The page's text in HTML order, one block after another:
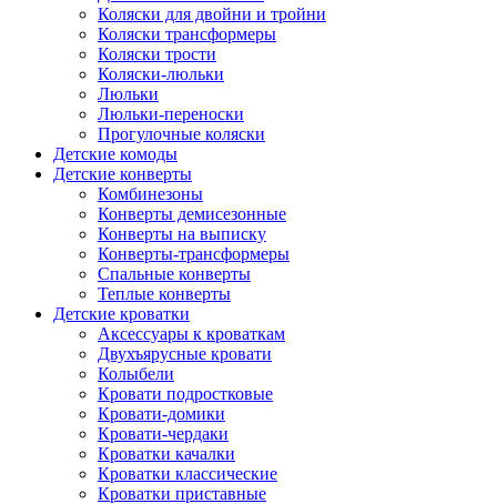
Коляски для двойни и тройни
Коляски трансформеры
Коляски трости
Коляски-люльки
Люльки
Люльки-переноски
Прогулочные коляски
Детские комоды
Детские конверты
Комбинезоны
Конверты демисезонные
Конверты на выписку
Конверты-трансформеры
Спальные конверты
Теплые конверты
Детские кроватки
Аксессуары к кроваткам
Двухъярусные кровати
Колыбели
Кровати подростковые
Кровати-домики
Кровати-чердаки
Кроватки качалки
Кроватки классические
Кроватки приставные